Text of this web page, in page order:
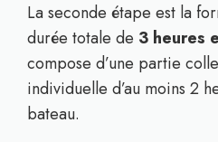
La seconde étape est la
durée totale de 3 heures
compose d’une partie
individuelle d’au moins 2
bateau.